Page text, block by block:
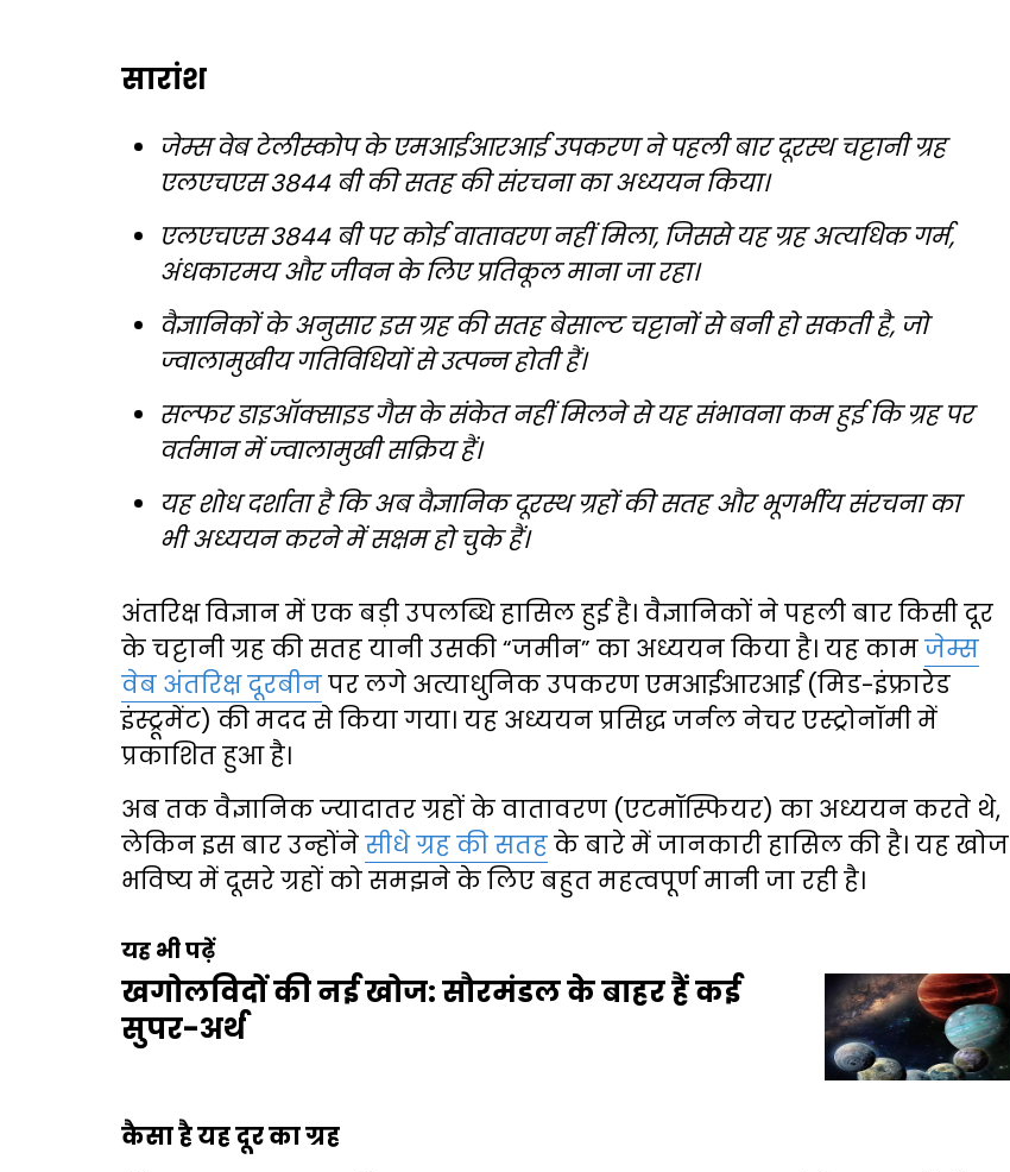
सारांश
जेम्स वेब टेलीस्कोप के एमआईआरआई उपकरण ने पहली बार दूरस्थ चट्टानी ग्रह
एलएचएस 3844 बी की सतह की संरचना का अध्ययन किया।
एलएचएस 3844 बी पर कोई वातावरण नहीं मिला, जिससे यह ग्रह अत्यधिक गर्म,
अंधकारमय और जीवन के लिए प्रतिकूल माना जा रहा।
वैज्ञानिकों के अनुसार इस ग्रह की सतह बेसाल्ट चट्टानों से बनी हो सकती है, जो
ज्वालामुखीय गतिविधियों से उत्पन्न होती हैं।
सल्फर डाइऑक्साइड गैस के संकेत नहीं मिलने से यह संभावना कम हुई कि ग्रह पर
वर्तमान में ज्वालामुखी सक्रिय हैं।
यह शोध दर्शाता है कि अब वैज्ञानिक दूरस्थ ग्रहों की सतह और भूगर्भीय संरचना का
भी अध्ययन करने में सक्षम हो चुके हैं।
अंतरिक्ष विज्ञान में एक बड़ी उपलब्धि हासिल हुई है। वैज्ञानिकों ने पहली बार किसी दूर
के चट्टानी ग्रह की सतह यानी उसकी “जमीन” का अध्ययन किया है। यह कामजेम्स
वेब अंतरिक्ष दूरबीनपर लगे अत्याधुनिक उपकरण एमआईआरआई (मिड-इंफ्रारेड
इंस्ट्रूमेंट) की मदद से किया गया। यह अध्ययन प्रसिद्ध जर्नल नेचर एस्ट्रोनॉमी में
प्रकाशित हुआ है।
अब तक वैज्ञानिक ज्यादातर ग्रहों के वातावरण (एटमॉस्फियर) का अध्ययन करते थे,
लेकिन इस बार उन्होंनेसीधे ग्रह की सतहके बारे में जानकारी हासिल की है। यह खोज
भविष्य में दूसरे ग्रहों को समझने के लिए बहुत महत्वपूर्ण मानी जा रही है।
यह भी पढ़ें
खगोलविदों की नई खोज: सौरमंडल के बाहर हैं कई
सुपर-अर्थ
कैसा है यह दूर का ग्रह